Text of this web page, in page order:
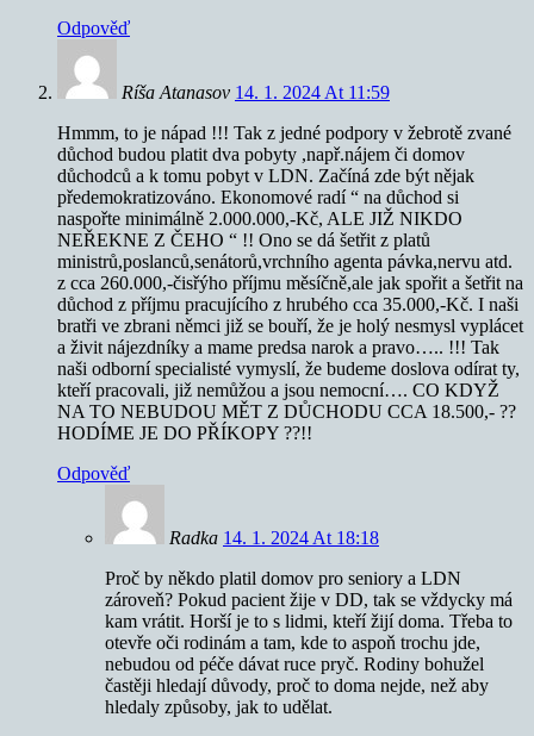
Odpověď
Ríša Atanasov 14. 1. 2024 At 11:59
Hmmm, to je nápad !!! Tak z jedné podpory v žebrotě zvané
důchod budou platit dva pobyty ,např.nájem či domov
důchodců a k tomu pobyt v LDN. Začíná zde být nějak
předemokratizováno. Ekonomové radí “ na důchod si
naspořte minimálně 2.000.000,-Kč, ALE JIŽ NIKDO
NEŘEKNE Z ČEHO “ !! Ono se dá šetřit z platů
ministrů,poslanců,senátorů,vrchního agenta pávka,nervu atd.
z cca 260.000,-čisřýho příjmu měsíčně,ale jak spořit a šetřit na
důchod z příjmu pracujícího z hrubého cca 35.000,-Kč. I naši
bratři ve zbrani němci již se bouří, že je holý nesmysl vyplácet
a živit nájezdníky a mame predsa narok a pravo….. !!! Tak
naši odborní specialisté vymyslí, že budeme doslova odírat ty,
kteří pracovali, již nemůžou a jsou nemocní…. CO KDYŽ
NA TO NEBUDOU MĚT Z DŮCHODU CCA 18.500,- ??
HODÍME JE DO PŘÍKOPY ??!!
Odpověď
Radka 14. 1. 2024 At 18:18
Proč by někdo platil domov pro seniory a LDN
zároveň? Pokud pacient žije v DD, tak se vždycky má
kam vrátit. Horší je to s lidmi, kteří žijí doma. Třeba to
otevře oči rodinám a tam, kde to aspoň trochu jde,
nebudou od péče dávat ruce pryč. Rodiny bohužel
častěji hledají důvody, proč to doma nejde, než aby
hledaly způsoby, jak to udělat.